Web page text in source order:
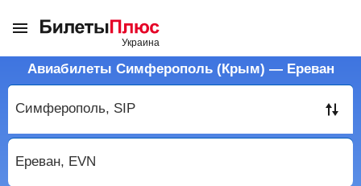
Авиабилеты Симферополь (Крым) — Ереван